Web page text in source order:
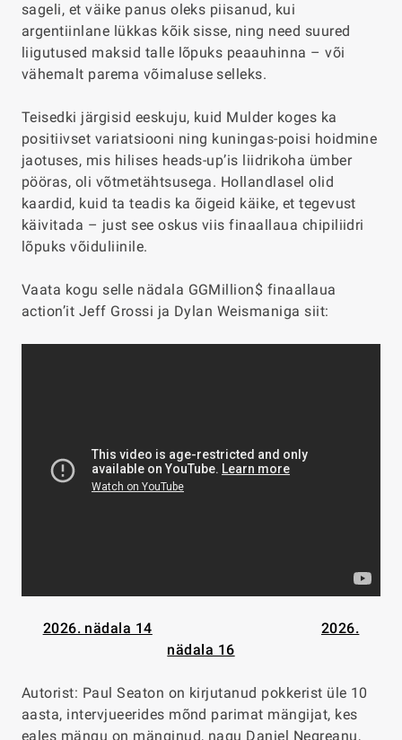
sageli, et väike panus oleks piisanud, kui
argentiinlane lükkas kõik sisse, ning need suured
liigutused maksid talle lõpuks peaauhinna – või
vähemalt parema võimaluse selleks.
Teisedki järgisid eeskuju, kuid Mulder koges ka
positiivset variatsiooni ning kuningas-poisi hoidmine
jaotuses, mis hilises heads-up’is liidrikoha ümber
pööras, oli võtmetähtsusega. Hollandlasel olid
kaardid, kuid ta teadis ka õigeid käike, et tegevust
käivitada – just see oskus viis finaallaua chipiliidri
lõpuks võiduliinile.
Vaata kogu selle nädala GGMillion$ finaallaua
action’it Jeff Grossi ja Dylan Weismaniga siit:
2026. nädala 14
2026.
nädala 16
Autorist: Paul Seaton on kirjutanud pokkerist üle 10
aasta, intervjueerides mõnd parimat mängijat, kes
eales mängu on mänginud, nagu Daniel Negreanu,